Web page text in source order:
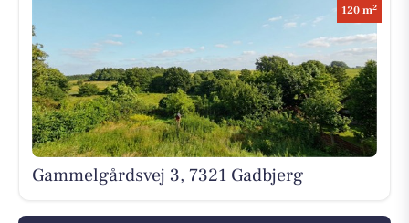
120 m2
Gammelgårdsvej 3, 7321 Gadbjerg